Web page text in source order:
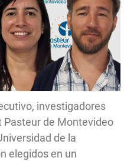
investigadores
de Montevideo
de la
elegidos en un